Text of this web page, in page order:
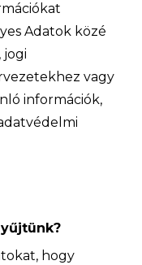
Adatok közé
jogi
vagy
információk,
hogy